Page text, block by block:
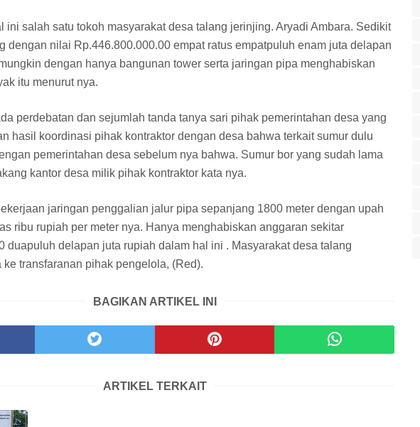
ini salah satu tokoh masyarakat desa talang jerinjing. Aryadi Ambara. Sedikit
dengan nilai Rp.446.800.000.00 empat ratus empatpuluh enam juta delapan
dengan hanya bangunan tower serta jaringan pipa menghabiskan
itu menurut nya.
perdebatan dan sejumlah tanda tanya sari pihak pemerintahan desa yang
hasil koordinasi pihak kontraktor dengan desa bahwa terkait sumur dulu
pemerintahan desa sebelum nya bahwa. Sumur bor yang sudah lama
kantor desa milik pihak kontraktor kata nya.
jaringan penggalian jalur pipa sepanjang 1800 meter dengan upah
ribu rupiah per meter nya. Hanya menghabiskan anggaran sekitar
duapuluh delapan juta rupiah dalam hal ini . Masyarakat desa talang
ke transfaranan pihak pengelola, (Red).
BAGIKAN ARTIKEL INI
ARTIKEL TERKAIT